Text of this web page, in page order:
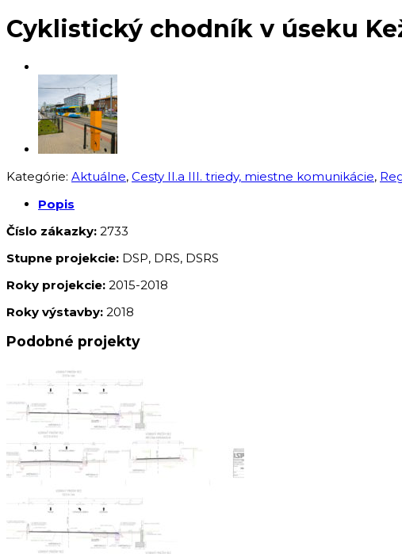
Cyklistický chodník v úseku
Kategórie: Aktuálne, Cesty II.a III. triedy, miestne komunikácie,
Popis
Číslo zákazky: 2733
Stupne projekcie: DSP, DRS, DSRS
Roky projekcie: 2015-2018
Roky výstavby: 2018
Podobné projekty